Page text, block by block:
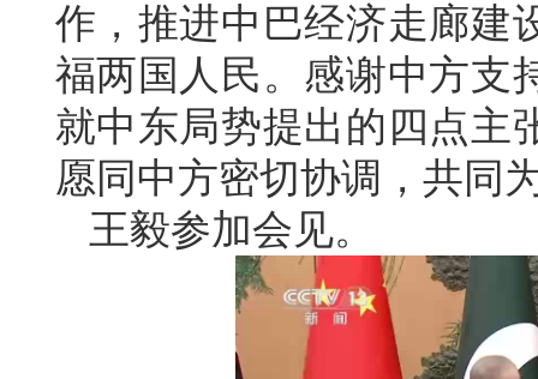
作，推进中巴经济走廊建
福两国人民。感谢中方支
就中东局势提出的四点主
愿同中方密切协调，共同
王毅参加会见。